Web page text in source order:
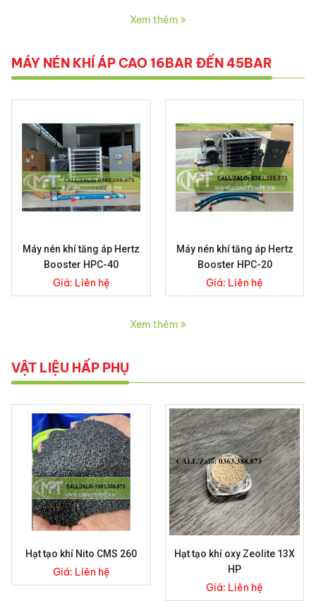
Xem thêm
MÁY NÉN KHÍ ÁP CAO 16BAR ĐẾN 45BAR
Máy nén khí tăng áp Hertz
Booster HPC-40
Giá: Liên hệ
Máy nén khí tăng áp Hertz
Booster HPC-20
Giá: Liên hệ
Xem thêm
VẬT LIỆU HẤP PHỤ
Hạt tạo khí Nito CMS 260
Giá: Liên hệ
Hạt tạo khí oxy Zeolite 13X
HP
Giá: Liên hệ